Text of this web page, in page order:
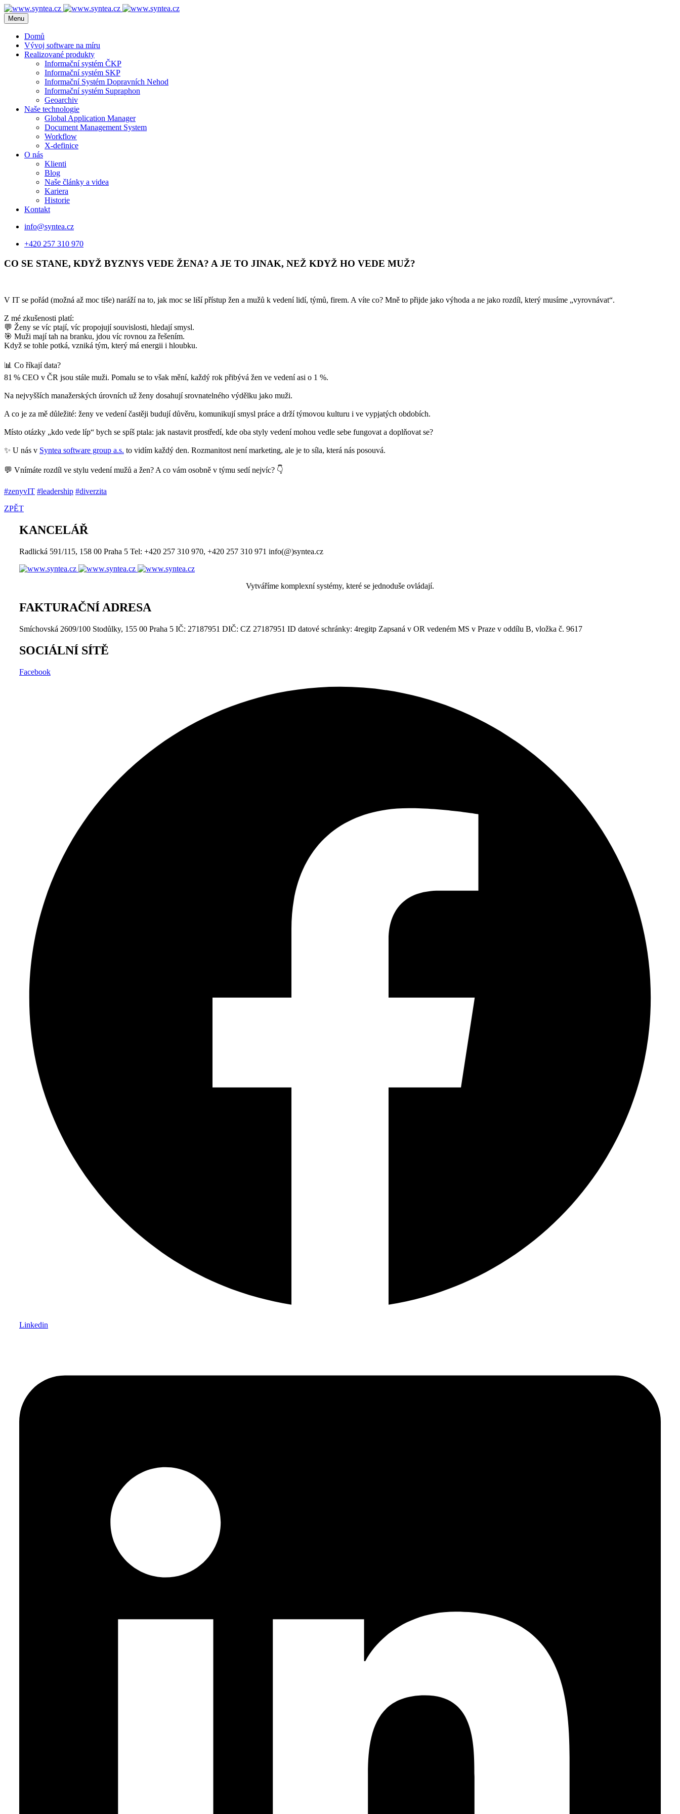
Menu
Domů
Vývoj software na míru
Realizované produkty
Informační systém ČKP
Informační systém SKP
Informační Systém Dopravních Nehod
Informační systém Supraphon
Geoarchiv
Naše technologie
Global Application Manager
Document Management System
Workflow
X-definice
O nás
Klienti
Blog
Naše články a videa
Kariera
Historie
Kontakt
info@syntea.cz
+420 257 310 970
CO SE STANE, KDYŽ BYZNYS VEDE ŽENA? A JE TO JINAK, NEŽ KDYŽ HO VEDE MUŽ?
V IT se pořád (možná až moc tiše) naráží na to, jak moc se liší přístup žen a mužů k vedení lidí, týmů, firem. A víte co? Mně to přijde jako výhoda a ne jako rozdíl, který musíme „vyrovnávat“.
Z mé zkušenosti platí:
💬 Ženy se víc ptají, víc propojují souvislosti, hledají smysl.
🎯 Muži mají tah na branku, jdou víc rovnou za řešením.
Když se tohle potká, vzniká tým, který má energii i hloubku.
📊 Co říkají data?
81 % CEO v ČR jsou stále muži. Pomalu se to však mění, každý rok přibývá žen ve vedení asi o 1 %.
Na nejvyšších manažerských úrovních už ženy dosahují srovnatelného výdělku jako muži.
A co je za mě důležité: ženy ve vedení častěji budují důvěru, komunikují smysl práce a drží týmovou kulturu i ve vypjatých obdobích.
Místo otázky „kdo vede líp“ bych se spíš ptala: jak nastavit prostředí, kde oba styly vedení mohou vedle sebe fungovat a doplňovat se?
✨ U nás v Syntea software group a.s. to vidím každý den. Rozmanitost není marketing, ale je to síla, která nás posouvá.
💬 Vnímáte rozdíl ve stylu vedení mužů a žen? A co vám osobně v týmu sedí nejvíc? 👇
#zenyvIT #leadership #diverzita
ZPĚT
KANCELÁŘ
Radlická 591/115, 158 00 Praha 5 Tel: +420 257 310 970, +420 257 310 971 info(@)syntea.cz
Vytváříme komplexní systémy, které se jednoduše ovládají.
FAKTURAČNÍ ADRESA
Smíchovská 2609/100 Stodůlky, 155 00 Praha 5 IČ: 27187951 DIČ: CZ 27187951 ID datové schránky: 4regitp Zapsaná v OR vedeném MS v Praze v oddílu B, vložka č. 9617
SOCIÁLNÍ SÍTĚ
Facebook
Linkedin